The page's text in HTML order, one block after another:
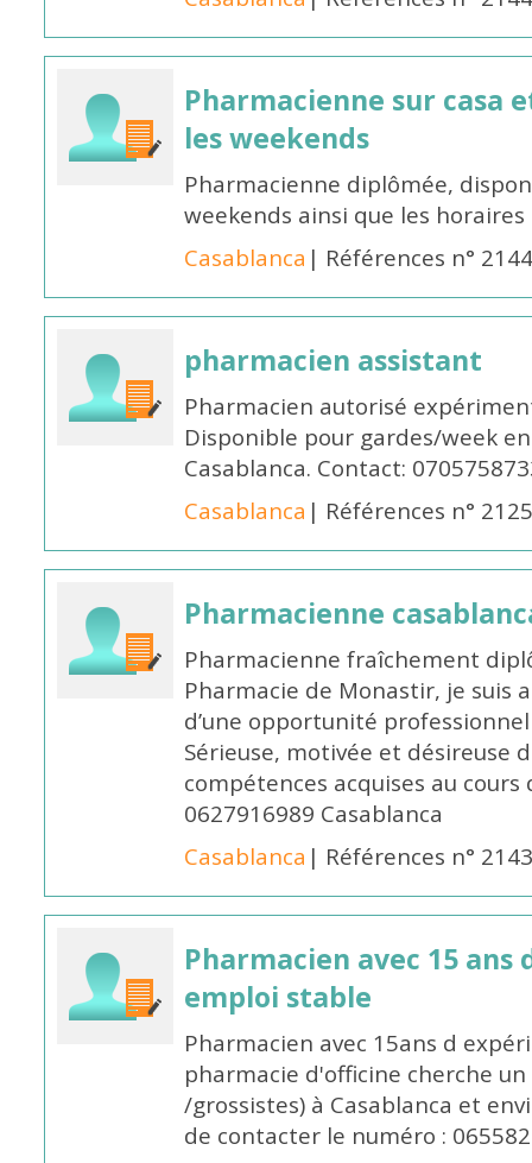
Pharmacienne sur casa
les weekends
Pharmacienne diplômée,
weekends ainsi que les
Casablanca | Références n°
pharmacien assistant
Pharmacien autorisé
Disponible pour gardes/week
Casablanca. Contact:
Casablanca | Références n°
Pharmacienne
Pharmacienne fraîchement
Pharmacie de Monastir, je suis
d’une opportunité
Sérieuse, motivée et désireuse
compétences acquises au
0627916989 Casablanca
Casablanca | Références n°
Pharmacien avec 15
emploi stable
Pharmacien avec 15ans d
pharmacie d'officine cherche
/grossistes) à Casablanca et
de contacter le numéro :